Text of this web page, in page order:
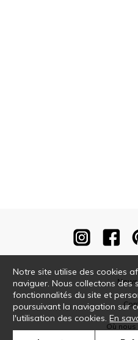
Où nous
Notre site utilise des cookies
naviguer. Nous collectons
fonctionnalités du site et
poursuivant la navigation sur
l'utilisation des cookies.En